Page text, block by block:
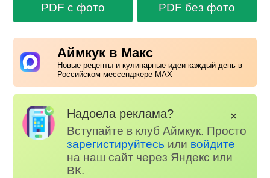
PDF с фото PDF без фото
Аймкук в Макс
Новые рецепты и кулинарные идеи каждый день в
Российском мессенджере MAX
Надоела реклама?
Вступайте в клуб Аймкук. Просто
зарегистируйтесь или войдите
на наш сайт через Яндекс или
ВК.
✕